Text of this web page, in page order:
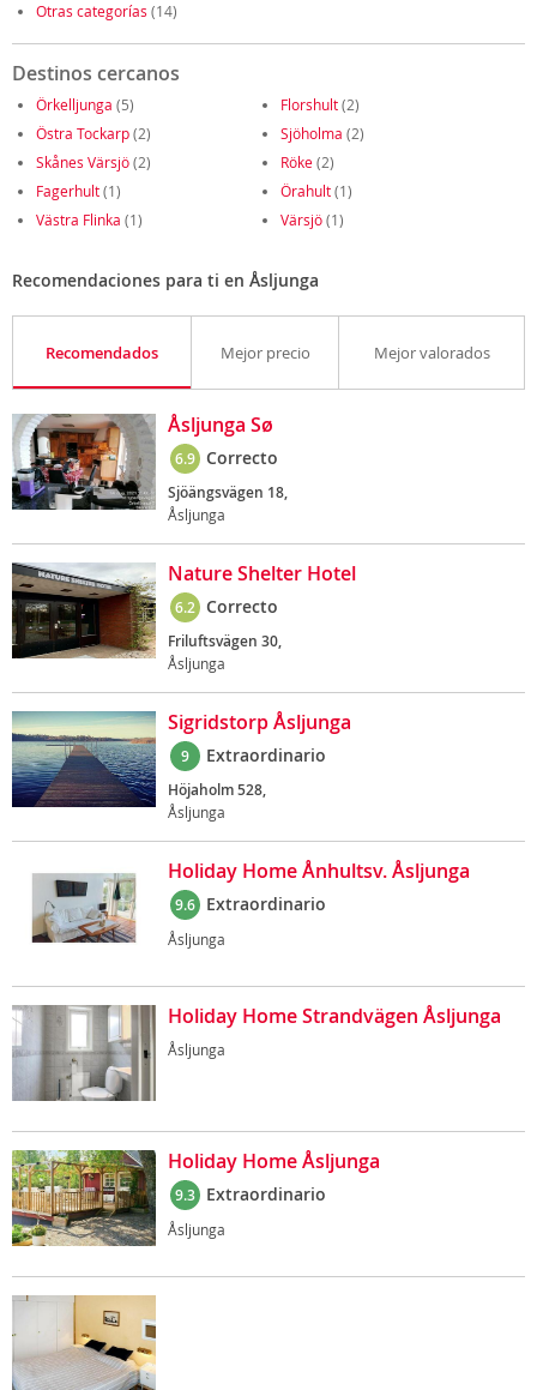
Otras categorías (14)
Destinos cercanos
Örkelljunga (5) Florshult(2)
Östra Tockarp(2) Sjöholma (2)
Skånes Värsjö(2) Röke(2)
Fagerhult(1) Örahult(1)
Västra Flinka (1) Värsjö(1)
Recomendaciones para ti en Åsljunga
Recomendados Mejor precio Mejor valorados
Åsljunga Sø
6.9 Correcto
Sjöängsvägen 18,
Åsljunga
Nature Shelter Hotel
6.2 Correcto
Friluftsvägen 30,
Åsljunga
Sigridstorp Åsljunga
9 Extraordinario
Höjaholm 528,
Åsljunga
Holiday Home Ånhultsv. Åsljunga
9.6 Extraordinario
Åsljunga
Holiday Home Strandvägen Åsljunga
Åsljunga
Holiday Home Åsljunga
9.3 Extraordinario
Åsljunga